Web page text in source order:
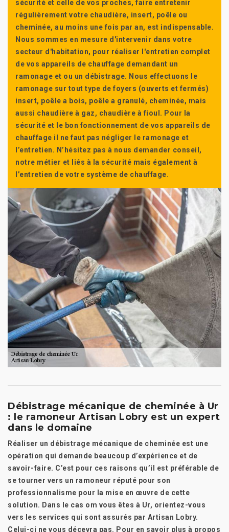
sécurité et celle de vos proches, faire entretenir
régulièrement votre chaudière, insert, poêle ou
cheminée, au moins une fois par an, est indispensable.
Nous sommes en mesure d'intervenir dans votre
secteur d'habitation, pour réaliser l'entretien complet
de vos appareils de chauffage demandant un
ramonage et ou un débistrage. Nous effectuons le
ramonage sur tout type de foyers (ouverts et fermés)
insert, poêle a bois, poêle a granulé, cheminée, mais
aussi chaudière à gaz, chaudière à fioul. Pour la
sécurité et le bon fonctionnement de vos appareils de
chauffage il ne faut pas négliger le ramonage et
l’entretien. N’hésitez pas à nous demander conseil,
notre métier et liés à la sécurité mais également à
l’entretien de votre système de chauffage.
Débistrage mécanique de cheminée à Ur
: le ramoneur Artisan Lobry est un expert
dans le domaine
Réaliser un débistrage mécanique de cheminée est une
opération qui demande beaucoup d’expérience et de
savoir-faire. C’est pour ces raisons qu’il est préférable de
se tourner vers un ramoneur réputé pour son
professionnalisme pour la mise en œuvre de cette
solution. Dans le cas om vous êtes à Ur, orientez-vous
vers les services qui sont assurés par Artisan Lobry.
Celui-ci ne vous décevra pas. Pour en savoir plus à propos